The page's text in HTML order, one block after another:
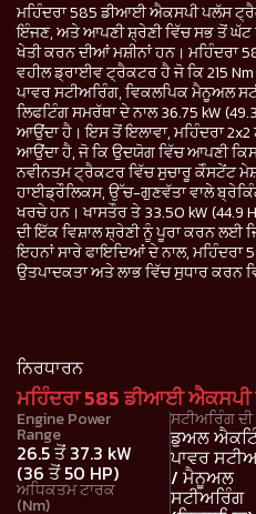
ਮਹਿੰਦਰਾ 585 ਡੀਆਈ ਐਕਸਪੀ ਪਲੱਸ
ਇੰਜਣ, ਅਤੇ ਆਪਣੀ ਸ਼੍ਰੇਣੀ ਵਿੱਚ ਸਭ ਤੋਂ ਘੱਟ
ਖੇਤੀ ਕਰਨ ਦੀਆਂ ਮਸ਼ੀਨਾਂ ਹਨ।
ਵਹੀਲ ਡ੍ਰਾਈਵ ਟ੍ਰੈਕਟਰ ਹੈ ਜੋ ਕਿ 215
ਪਾਵਰ ਸਟੀਅਰਿੰਗ, ਵਿਕਲਪਿਕ ਮੈਨੂਅਲ
ਲਿਫਟਿੰਗ ਸਮਰੱਥਾ ਦੇ ਨਾਲ 36.75 kW
ਆਉਂਦਾ ਹੈ। ਇਸ ਤੋਂ ਇਲਾਵਾ, ਮਹਿੰਦਰਾ 2x2
ਆਉਂਦਾ ਹੈ, ਜੋ ਕਿ ਉਦਯੋਗ ਵਿੱਚ ਆਪਣੀ
ਨਵੀਨਤਮ ਟ੍ਰੈਕਟਰ ਵਿੱਚ ਸੁਚਾਰੂ ਕੋੰਸਟੇਂਟ
ਹਾਈਡ੍ਰੌਲਿਕਸ, ਉੱਚ-ਗੁਣਵੱਤਾ ਵਾਲੇ
ਖਰਚੇ ਹਨ। ਖਾਸਤੌਰ ਤੇ 33.50 kW (44.9
ਦੀ ਇੱਕ ਵਿਸ਼ਾਲ ਸ਼੍ਰੇਣੀ ਨੂੰ ਪੂਰਾ ਕਰਨ ਲਈ
ਇਹਨਾਂ ਸਾਰੇ ਫਾਇਦਿਆਂ ਦੇ ਨਾਲ,
ਉਤਪਾਦਕਤਾ ਅਤੇ ਲਾਭ ਵਿੱਚ ਸੁਧਾਰ ਕਰਨ
ਨਿਰਧਾਰਨ
ਮਹਿੰਦਰਾ 585 ਡੀਆਈ
Engine Power
Range
26.5 ਤੋਂ 37.3 kW
(36 ਤੋਂ 50 HP)
ਅਧਿਕਤਮ ਟਾਰਕ
(Nm)
ਸਟੀਅਰਿੰਗ
ਡੁਅਲ
ਪਾਵਰ
/ ਮੈਨੂਅਲ
ਸਟੀਅਰਿੰਗ